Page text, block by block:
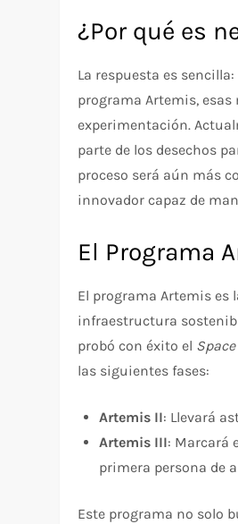
¿Por qué es
La respuesta es
programa Artemis,
experimentación.
parte de los desechos
proceso será aún más
innovador capaz de
El Programa
El programa Artemis es
infraestructura
probó con éxito el
las siguientes fases:
Artemis II: Llevará
Artemis III: Marcará
primera persona de
Este programa no solo